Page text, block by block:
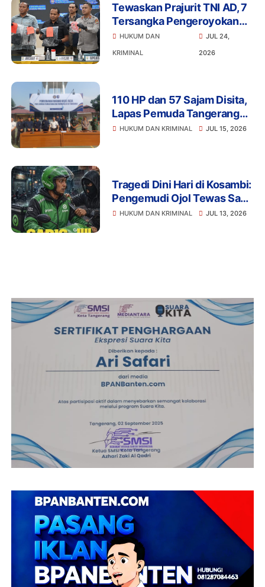
Tewaskan Prajurit TNI AD, 7
Tersangka Pengeroyokan
Terancam Penjara Seumur
Hidup
HUKUM DAN
KRIMINAL
JUL 24,
2026
110 HP dan 57 Sajam Disita,
Lapas Pemuda Tangerang
Perketat Pengawasan
HUKUM DAN KRIMINAL JUL 15, 2026
Tragedi Dini Hari di Kosambi:
Pengemudi Ojol Tewas Saat
Istirahat, Motor dan HP Raib
HUKUM DAN KRIMINAL JUL 13, 2026